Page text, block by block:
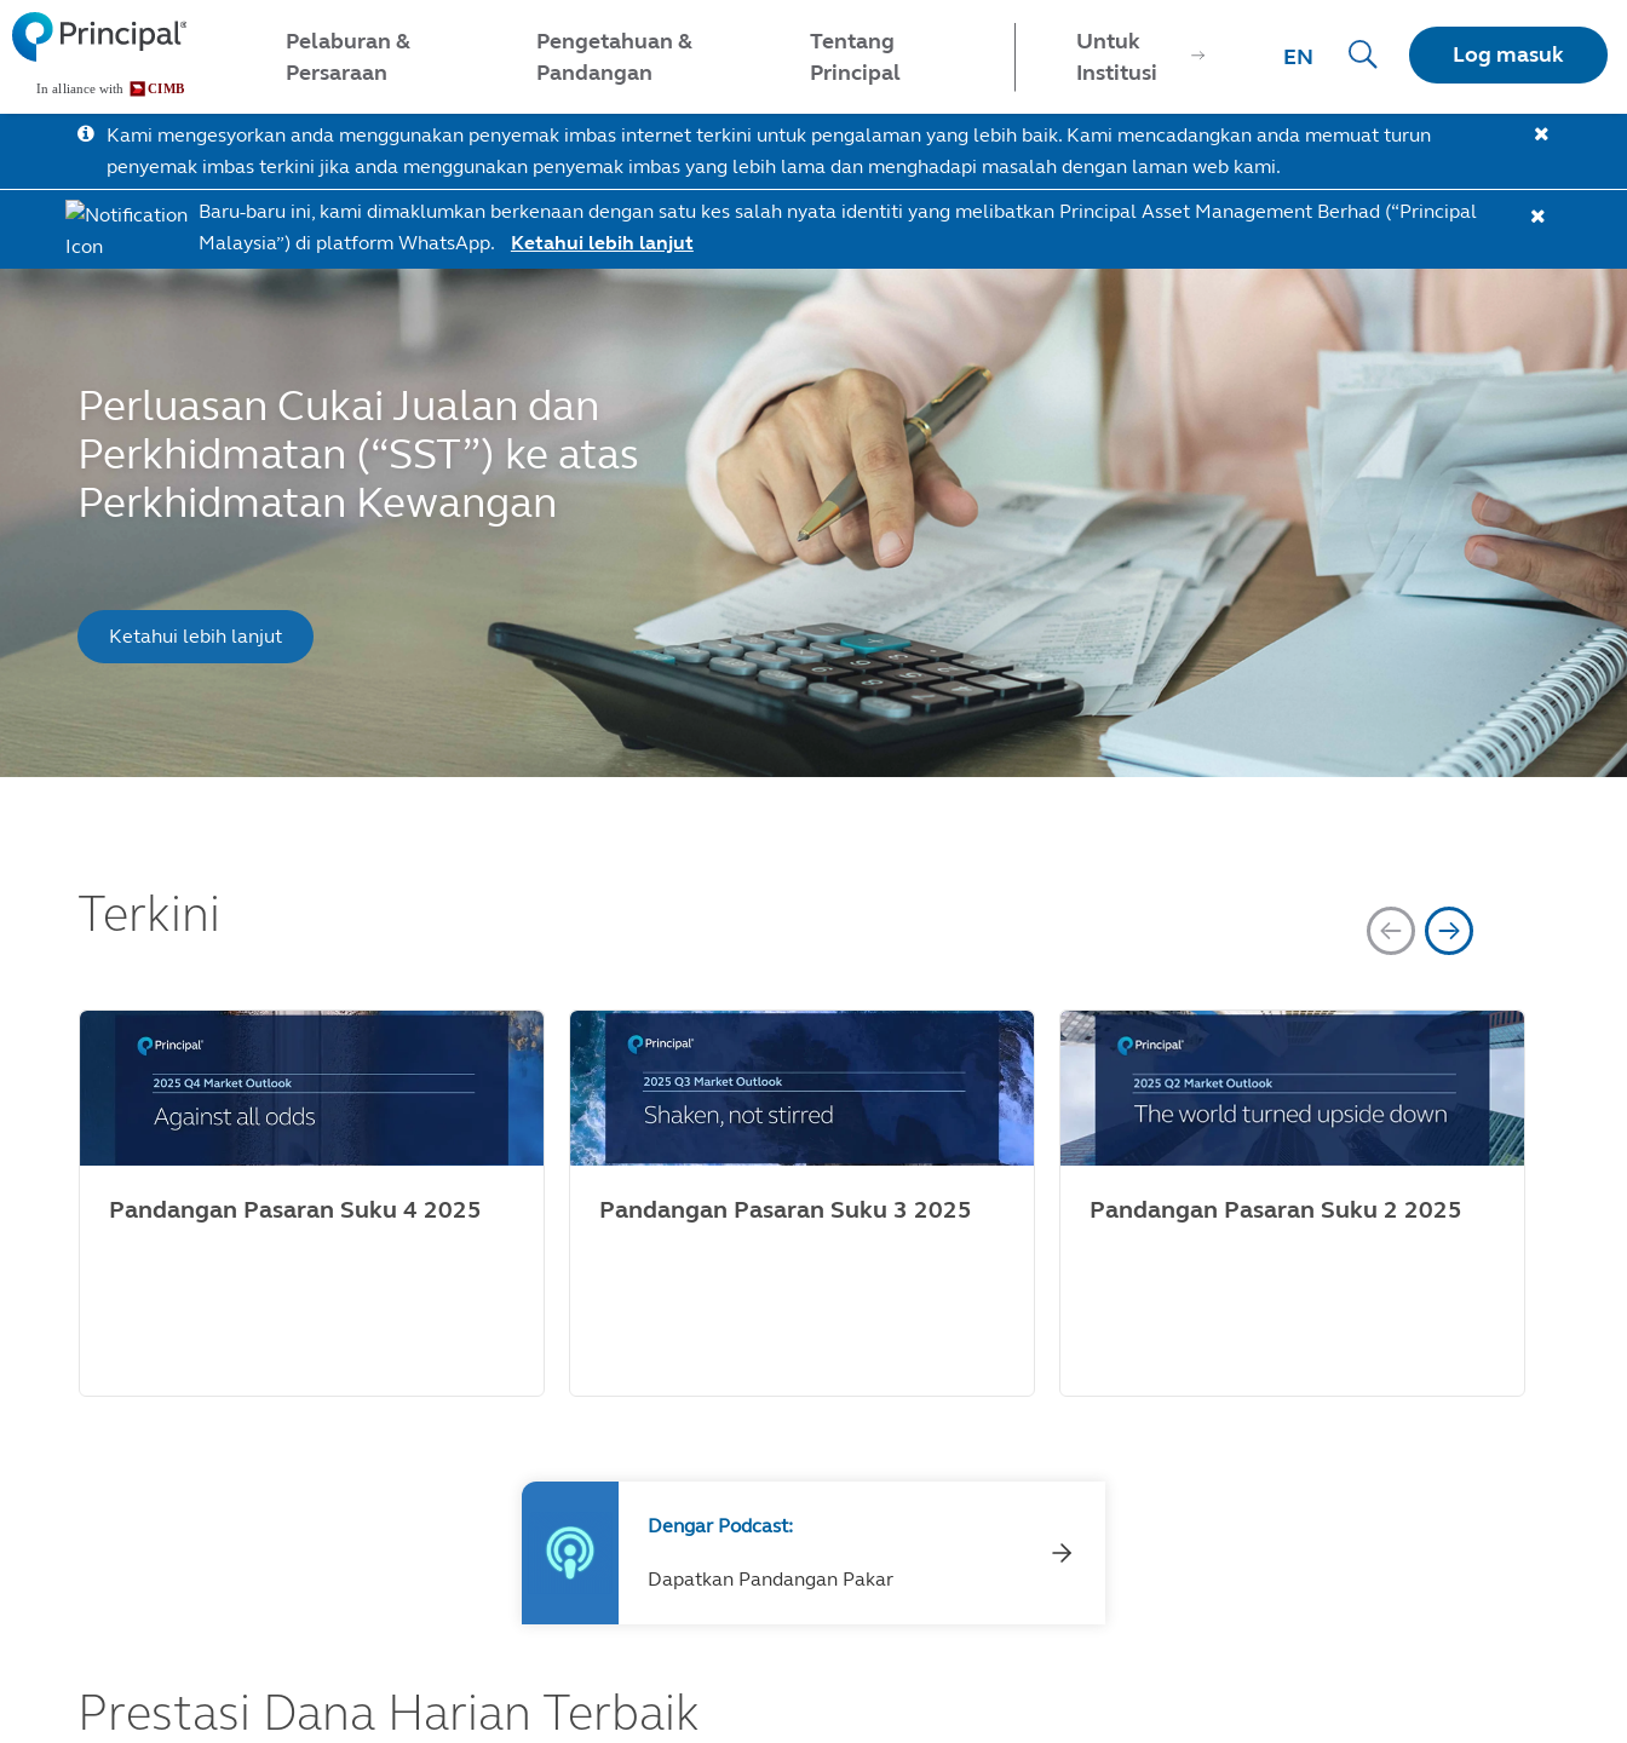
Skip
to
main
content
Log masuk
Malaysia Menu
Pelaburan &
Persaraan
Pengetahuan &
Pandangan
Tentang
Principal
Untuk
Institusi
EN
Kami mengesyorkan anda menggunakan penyemak imbas internet terkini untuk pengalaman yang lebih baik. Kami mencadangkan anda memuat turun
penyemak imbas terkini jika anda menggunakan penyemak imbas yang lebih lama dan menghadapi masalah dengan laman web kami.
Baru-baru ini, kami dimaklumkan berkenaan dengan satu kes salah nyata identiti yang melibatkan Principal Asset Management Berhad (“Principal
Malaysia”) di platform WhatsApp.
Ketahui lebih lanjut
Perluasan Cukai Jualan dan
Perkhidmatan (“SST”) ke atas
Perkhidmatan Kewangan
Ketahui lebih lanjut
Terkini
Pandangan Pasaran Suku 4 2025 Pandangan Pasaran Suku 3 2025 Pandangan Pasaran Suku 2 2025
Dengar Podcast:
Dapatkan Pandangan Pakar
Prestasi Dana Harian Terbaik